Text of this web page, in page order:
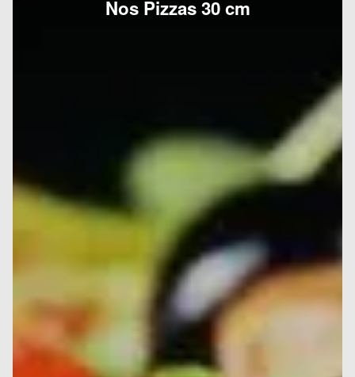
Nos Pizzas 30 cm